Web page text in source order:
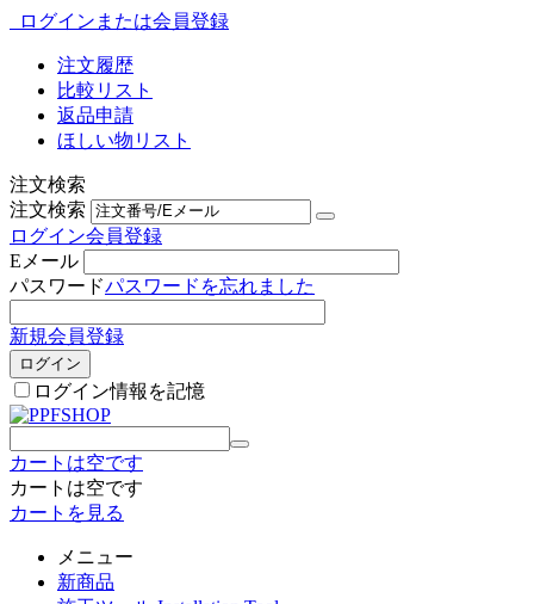
ログインまたは会員登録
注文履歴
比較リスト
返品申請
ほしい物リスト
注文検索
注文検索
ログイン会員登録
Eメール
パスワードパスワードを忘れました
新規会員登録
ログイン
ログイン情報を記憶
カートは空です
カートは空です
カートを見る
メニュー
新商品